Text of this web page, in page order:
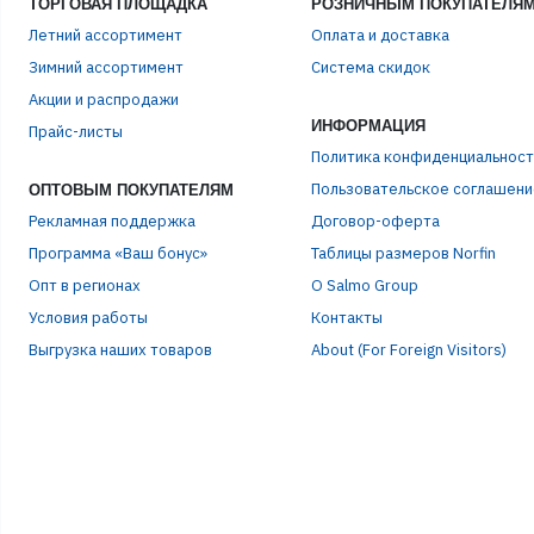
ТОРГОВАЯ ПЛОЩАДКА
Летний ассортимент
Зимний ассортимент
Акции и распродажи
Прайс-листы
ОПТОВЫМ ПОКУПАТЕЛЯМ
Рекламная поддержка
Программа «Ваш бонус»
Опт в регионах
Условия работы
Выгрузка наших товаров
РОЗНИЧНЫМ
Оплата и доставка
Система скидок
ИНФОРМАЦИЯ
Политика
Пользовательское
Договор-оферта
Таблицы размеров Norfin
О Salmo Group
Контакты
About (For Foreign Visitors)